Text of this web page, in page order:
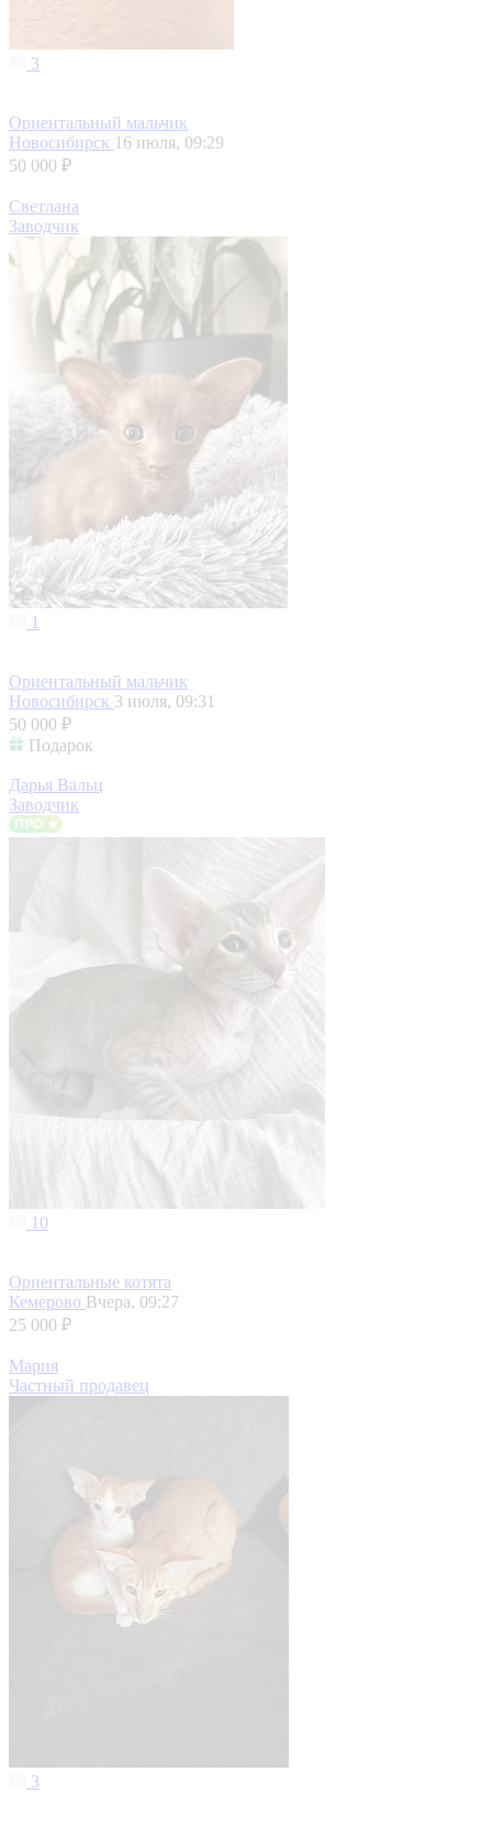
3
Ориентальный мальчик
Новосибирск 16 июля, 09:29
50 000 ₽
Светлана
Заводчик
1
Ориентальный мальчик
Новосибирск 3 июля, 09:31
50 000 ₽
Подарок
Дарья Вальц
Заводчик
10
Ориентальные котята
Кемерово Вчера, 09:27
25 000 ₽
Мария
Частный продавец
3